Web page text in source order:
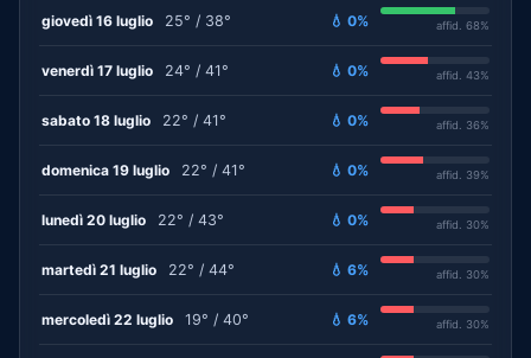
giovedì 16 luglio 25° / 38° 💧 0% affid. 68%
venerdì 17 luglio 24° / 41° 💧 0% affid. 43%
sabato 18 luglio 22° / 41° 💧 0% affid. 36%
domenica 19 luglio 22° / 41° 💧 0% affid. 39%
lunedì 20 luglio 22° / 43° 💧 0% affid. 30%
martedì 21 luglio 22° / 44° 💧 6% affid. 30%
mercoledì 22 luglio 19° / 40° 💧 6% affid. 30%